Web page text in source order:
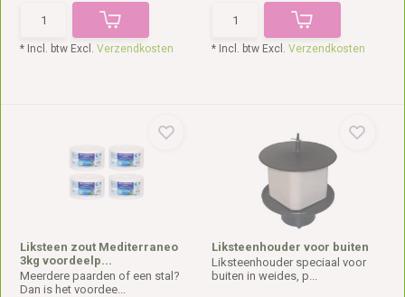
* Incl. btw Excl.Verzendkosten * Incl. btw Excl. Verzendkosten
Liksteen zout Mediterraneo
3kg voordeelp...
Meerdere paarden of een stal?
Dan is het voordee...
Liksteenhouder voor buiten
Liksteenhouder speciaal voor
buiten in weides, p...